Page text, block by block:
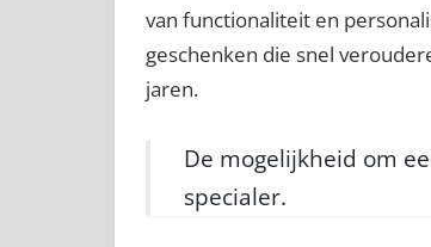
van functionaliteit en
geschenken die snel
jaren.
De mogelijkheid om
specialer.